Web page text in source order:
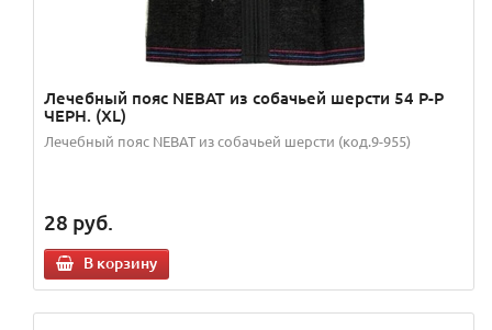
Лечебный пояс NEBAT из собачьей шерсти 54 Р-Р
ЧЕРН. (XL)
Лечебный пояс NEBAT из собачьей шерсти (код.9-955)
28 руб.
В корзину